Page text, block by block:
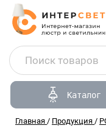
Каталог
Главная / Продукция /